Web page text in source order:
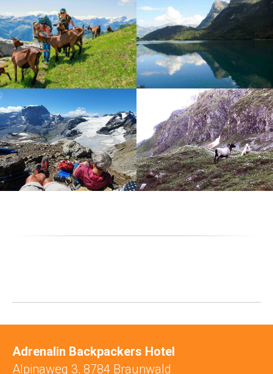
Adrenalin Backpackers Hotel
Alpinaweg 3, 8784 Braunwald